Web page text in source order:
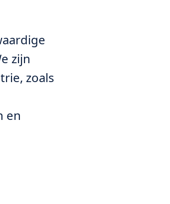
zijn
zoals
en